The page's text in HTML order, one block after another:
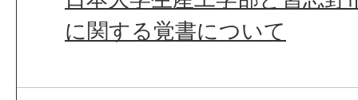
に関する覚書について